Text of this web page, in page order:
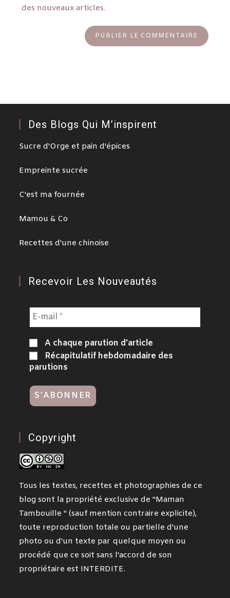
des nouveaux articles.
Des Blogs Qui M’inspirent
Sucre d'Orge et pain d'épices
Empreinte sucrée
C'est ma fournée
Mamou & Co
Recettes d'une chinoise
Recevoir Les Nouveautés
A chaque parution d'article
Récapitulatif hebdomadaire des
parutions
Copyright
Tous les textes, recettes et photographies de ce
blog sont la propriété exclusive de "Maman
Tambouille " (sauf mention contraire explicite),
toute reproduction totale ou partielle d'une
photo ou d'un texte par quelque moyen ou
procédé que ce soit sans l'accord de son
propriétaire est INTERDITE.